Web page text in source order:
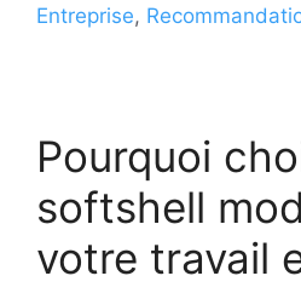
Entreprise,
Pourquoi
softshell
votre travail